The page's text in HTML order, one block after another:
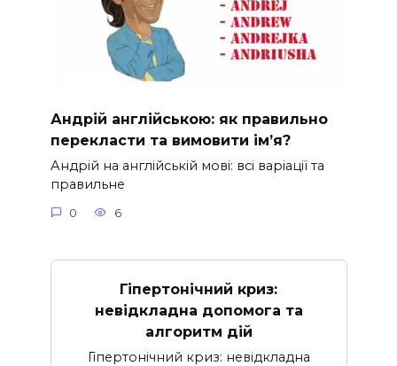
Андрій англійською: як правильно
перекласти та вимовити ім’я?
Андрій на англійській мові: всі варіації та
правильне
0 6
Гіпертонічний криз:
невідкладна допомога та
алгоритм дій
Гіпертонічний криз: невідкладна